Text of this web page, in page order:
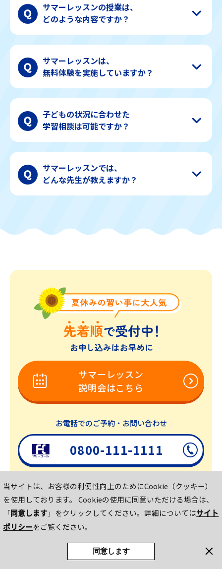
サマーレッスンの授業は、
どのような内容ですか？
サマーレッスンは、
無料体験を実施していますか？
子どもの状況に合わせた
学習相談は可能ですか？
サマーレッスンでは、
どんな先生が教えますか？
サマーレッスン
説明会はこちら
お電話でのご予約・お問い合わせ
0800-111-1111
COPYRIGHT © AEON CORPORATION. ALL RIGHTS RESERVED.
当サイトは、お客様の利便性向上のためにCookie（クッキー）
を使用しております。
Cookieの使用に同意いただける場合は、
「同意します」をクリックしてください。詳細についてはサイト
ポリシーをご覧ください。
同意します